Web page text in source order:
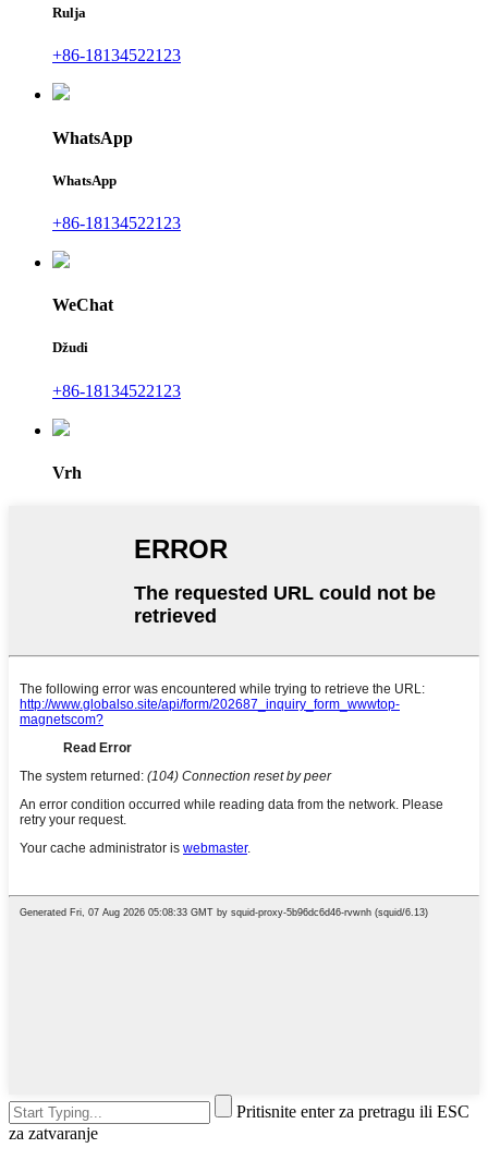
Rulja
+86-18134522123
WhatsApp
WhatsApp
+86-18134522123
WeChat
Džudi
+86-18134522123
Vrh
Pritisnite enter za pretragu ili ESC
za zatvaranje